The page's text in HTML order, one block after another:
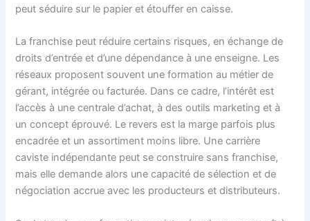
peut séduire sur le papier et étouffer en caisse.
La franchise peut réduire certains risques, en échange de
droits d’entrée et d’une dépendance à une enseigne. Les
réseaux proposent souvent une formation au métier de
gérant, intégrée ou facturée. Dans ce cadre, l’intérêt est
l’accès à une centrale d’achat, à des outils marketing et à
un concept éprouvé. Le revers est la marge parfois plus
encadrée et un assortiment moins libre. Une carrière
caviste indépendante peut se construire sans franchise,
mais elle demande alors une capacité de sélection et de
négociation accrue avec les producteurs et distributeurs.